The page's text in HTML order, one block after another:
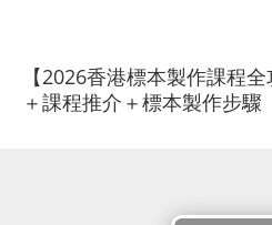
【2026香港標本製作課程
＋課程推介＋標本製作步驟